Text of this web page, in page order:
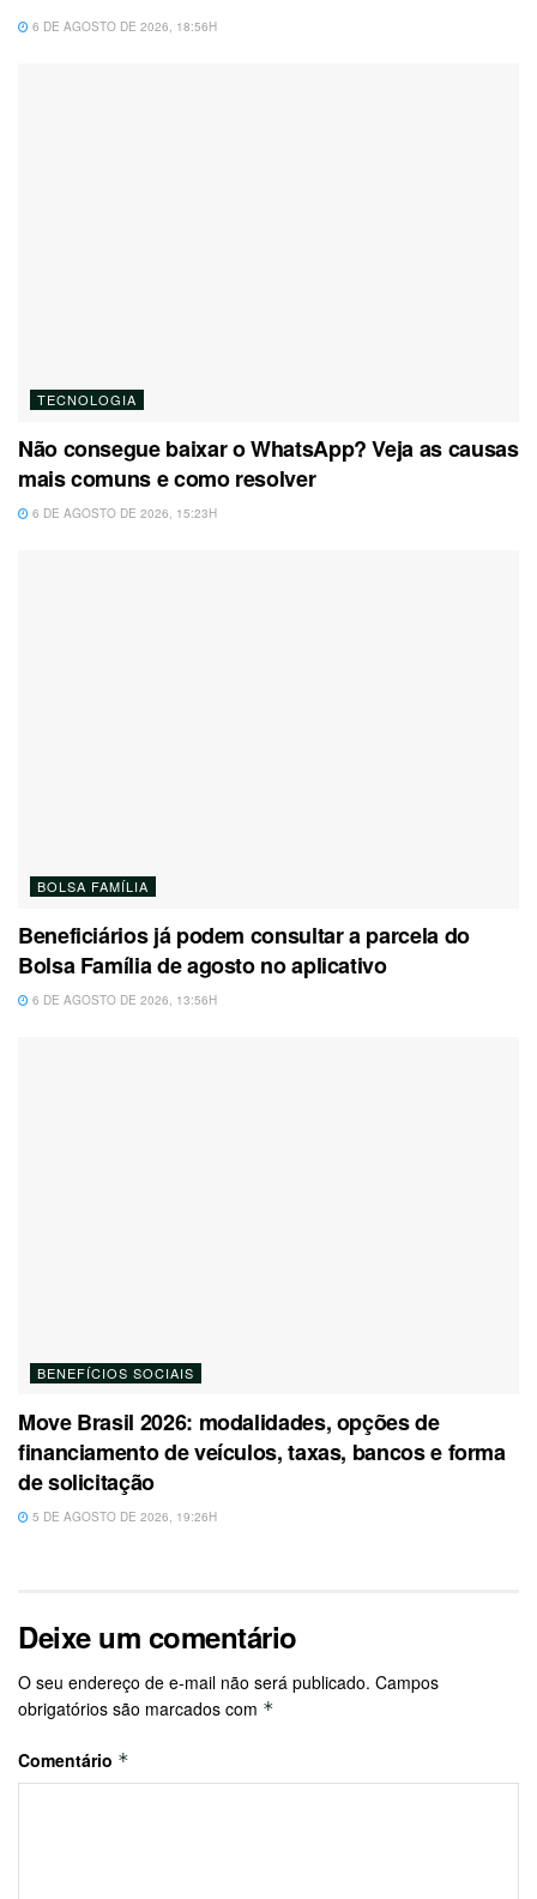
6 DE AGOSTO DE 2026, 18:56H
TECNOLOGIA
Não consegue baixar o WhatsApp? Veja as causas
mais comuns e como resolver
6 DE AGOSTO DE 2026, 15:23H
BOLSA FAMÍLIA
Beneficiários já podem consultar a parcela do
Bolsa Família de agosto no aplicativo
6 DE AGOSTO DE 2026, 13:56H
BENEFÍCIOS SOCIAIS
Move Brasil 2026: modalidades, opções de
financiamento de veículos, taxas, bancos e forma
de solicitação
5 DE AGOSTO DE 2026, 19:26H
Deixe um comentário
O seu endereço de e-mail não será publicado. Campos
obrigatórios são marcados com *
Comentário *